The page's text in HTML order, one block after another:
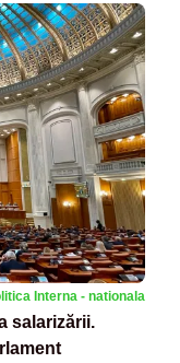
Interna - nationala
salarizării.